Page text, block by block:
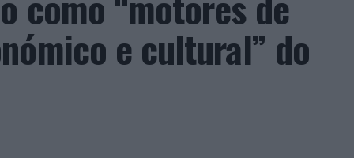
Nuno Borges, Jaime Faria, Henrique
e Tiago Torres integraram o quadro principal,
dos wild cards após as entradas diretas de
Faria protagonizaram as melhores campanhas da
Torres assinou um dos resultados mais
e cultural” do